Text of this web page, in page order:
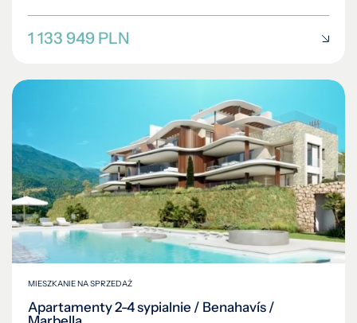
1 133 949 PLN
MIESZKANIE NA SPRZEDAŻ
Apartamenty 2-4 sypialnie / Benahavís /